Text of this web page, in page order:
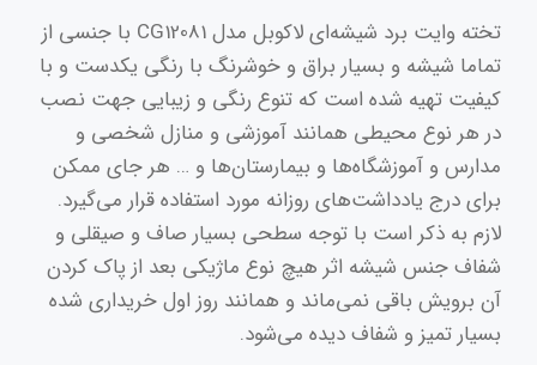
عدد
تخته وایت‌ برد شیشه‌ای لاکوبل مدل CG12081 با جنسی از
تماما شیشه و بسیار براق و خوشرنگ با رنگی یکدست و با
کیفیت تهیه شده است که تنوع رنگی و زیبایی جهت نصب
در هر نوع محیطی همانند آموزشی و منازل شخصی و
مدارس و آموزشگاه‌ها و بیمارستان‌ها و … هر جای ممکن
برای درج یادداشت‌های روزانه مورد استفاده قرار می‌گیرد.
لازم به ذکر است با توجه سطحی بسیار صاف و صیقلی و
شفاف جنس شیشه اثر هیچ نوع ماژیکی بعد از پاک کردن
آن برویش باقی نمی‌ماند و همانند روز اول خریداری شده
بسیار تمیز و شفاف دیده می‌شود.